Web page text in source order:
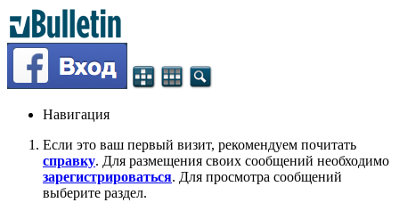
Навигация
Если это ваш первый визит, рекомендуем почитать
справку. Для размещения своих сообщений необходимо
зарегистрироваться. Для просмотра сообщений
выберите раздел.